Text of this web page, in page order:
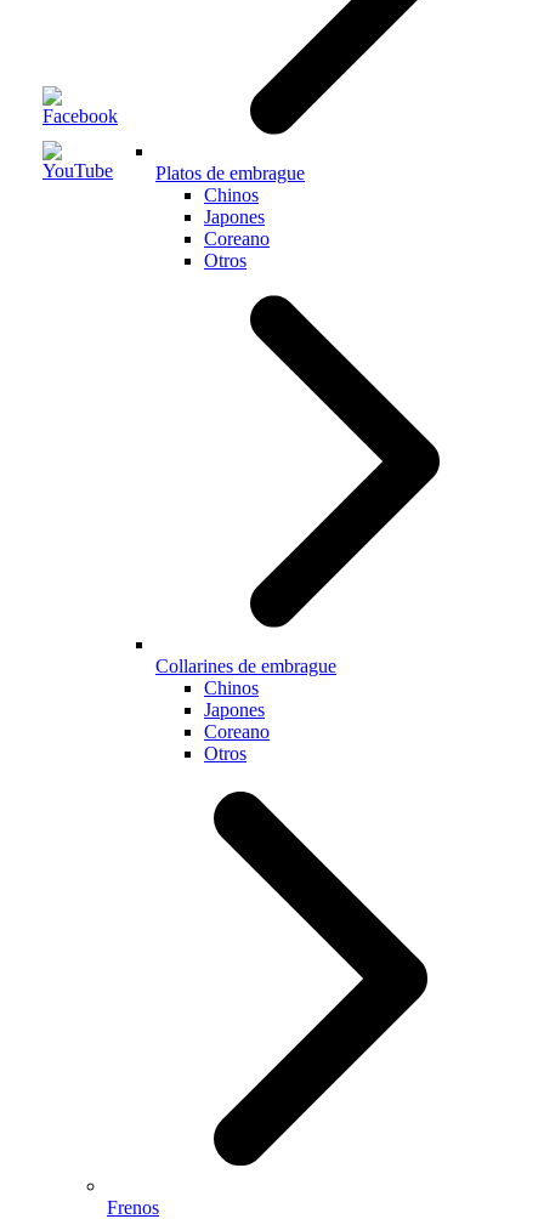
Platos de embrague
Chinos
Japones
Coreano
Otros
Collarines de embrague
Chinos
Japones
Coreano
Otros
Frenos